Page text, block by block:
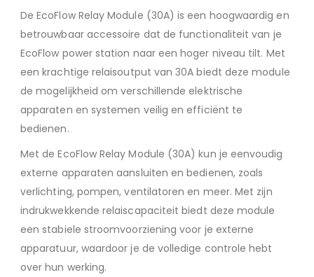
De EcoFlow Relay Module (30A) is een hoogwaardig en
betrouwbaar accessoire dat de functionaliteit van je
EcoFlow power station naar een hoger niveau tilt. Met
een krachtige relaisoutput van 30A biedt deze module
de mogelijkheid om verschillende elektrische
apparaten en systemen veilig en efficiënt te
bedienen.
Met de EcoFlow Relay Module (30A) kun je eenvoudig
externe apparaten aansluiten en bedienen, zoals
verlichting, pompen, ventilatoren en meer. Met zijn
indrukwekkende relaiscapaciteit biedt deze module
een stabiele stroomvoorziening voor je externe
apparatuur, waardoor je de volledige controle hebt
over hun werking.